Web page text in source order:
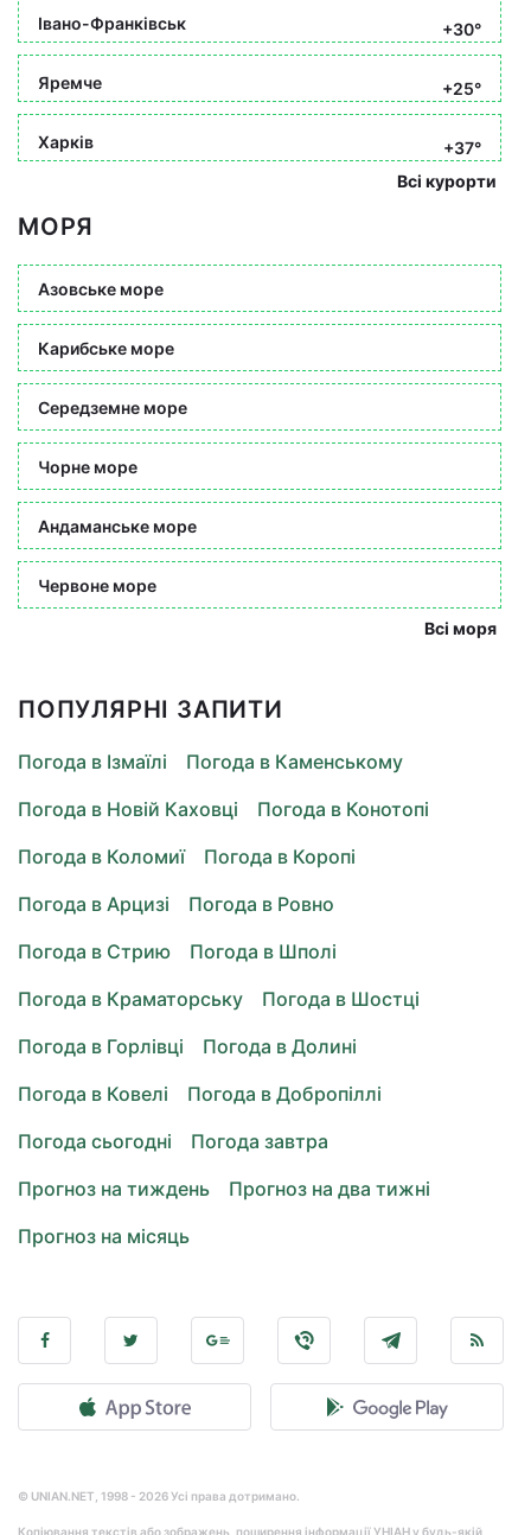
Івано-Франківськ +30°
Яремче +25°
Харків
+37°
Всі курорти
МОРЯ
Азовське море
Карибське море
Середземне море
Чорне море
Андаманське море
Червоне море
Всі моря
ПОПУЛЯРНІ ЗАПИТИ
Погода в Ізмаїлі
Погода в Каменському
Погода в Новій Каховці
Погода в Конотопі
Погода в Коломиї
Погода в Коропі
Погода в Арцизі
Погода в Ровно
Погода в Стрию
Погода в Шполі
Погода в Краматорську
Погода в Шостці
Погода в Горлівці
Погода в Долині
Погода в Ковелі
Погода в Добропіллі
Погода сьогодні
Погода завтра
Прогноз на тиждень
Прогноз на два тижні
Прогноз на місяць
© UNIAN.NET, 1998 - 2026 Усі права дотримано.
Копіювання текстів або зображень, поширення інформації УНІАН у будь-якій